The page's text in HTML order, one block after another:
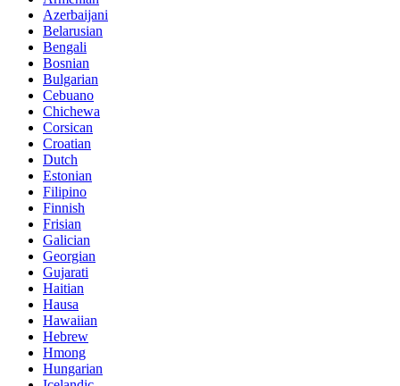
Azerbaijani
Belarusian
Bengali
Bosnian
Bulgarian
Cebuano
Chichewa
Corsican
Croatian
Dutch
Estonian
Filipino
Finnish
Frisian
Galician
Georgian
Gujarati
Haitian
Hausa
Hawaiian
Hebrew
Hmong
Hungarian